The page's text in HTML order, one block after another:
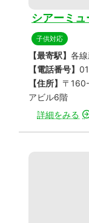
シアーミ
子供対応
【最寄駅】 各
【電話番号】
【住所】 〒
アビル6階
詳細をみる